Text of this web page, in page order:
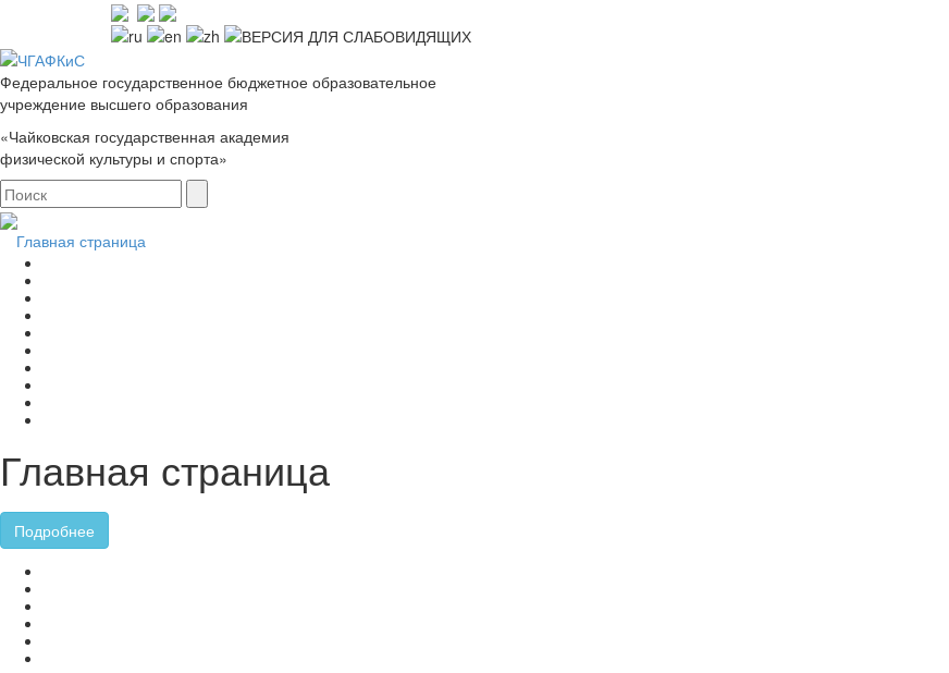
Федеральное государственное бюджетное образовательное
учреждение высшего образования
«Чайковская государственная академия
физической культуры и спорта»
Главная страница
Главная страница
Подробнее